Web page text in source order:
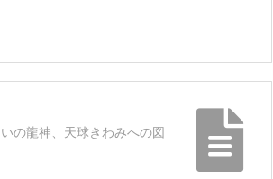
の龍神、天球きわみへの図